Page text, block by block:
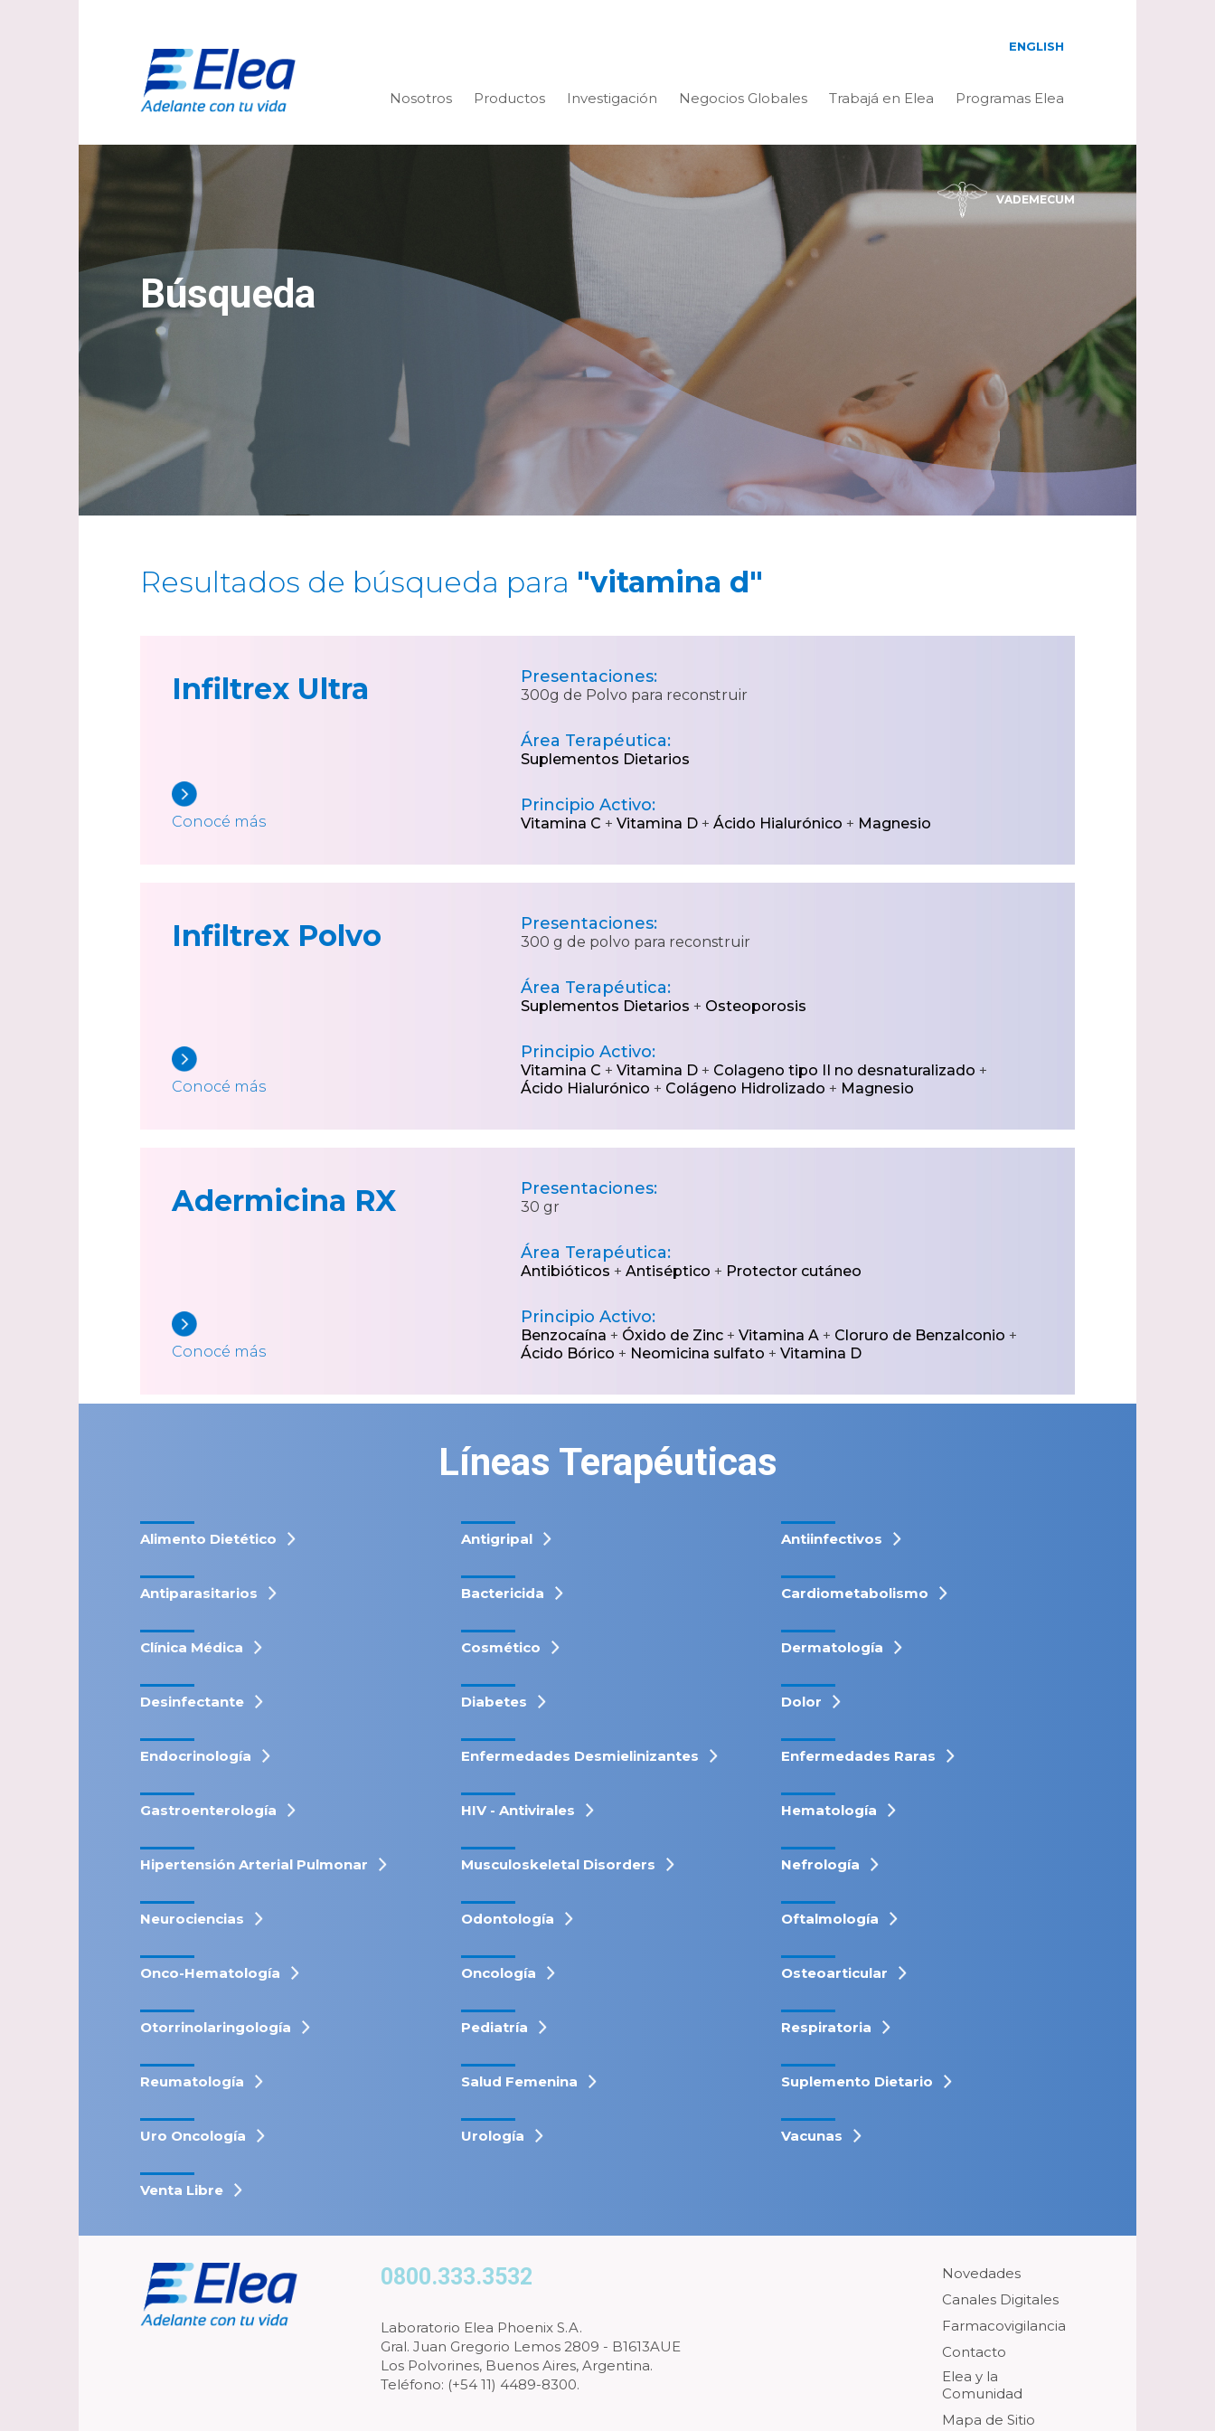
Nosotros Productos Investigación Negocios Globales Trabajá en Elea Programas Elea
ENGLISH
VADEMECUM
Búsqueda
Resultados de búsqueda para "vitamina d"
Infiltrex Ultra
Conocé más
Presentaciones:
300g de Polvo para reconstruir
Área Terapéutica:
Suplementos Dietarios
Principio Activo:
Vitamina C + Vitamina D+ Ácido Hialurónico + Magnesio
Infiltrex Polvo
Conocé más
Presentaciones:
300 g de polvo para reconstruir
Área Terapéutica:
Suplementos Dietarios + Osteoporosis
Principio Activo:
Vitamina C + Vitamina D+ Colageno tipo II no desnaturalizado +
Ácido Hialurónico + Colágeno Hidrolizado + Magnesio
Adermicina RX
Conocé más
Presentaciones:
30 gr
Área Terapéutica:
Antibióticos + Antiséptico + Protector cutáneo
Principio Activo:
Benzocaína + Óxido de Zinc+ Vitamina A+ Cloruro de Benzalconio +
Ácido Bórico + Neomicina sulfato + Vitamina D
Líneas Terapéuticas
Alimento Dietético Antigripal Antiinfectivos
Antiparasitarios Bactericida Cardiometabolismo
Clínica Médica Cosmético Dermatología
Desinfectante Diabetes Dolor
Endocrinología Enfermedades Desmielinizantes Enfermedades Raras
Gastroenterología HIV - Antivirales Hematología
Hipertensión Arterial Pulmonar Musculoskeletal Disorders Nefrología
Neurociencias Odontología Oftalmología
Onco-Hematología Oncología Osteoarticular
Otorrinolaringología Pediatría Respiratoria
Reumatología Salud Femenina Suplemento Dietario
Uro Oncología Urología Vacunas
Venta Libre
0800.333.3532
Laboratorio Elea Phoenix S.A.
Gral. Juan Gregorio Lemos 2809 - B1613AUE
Los Polvorines, Buenos Aires, Argentina.
Teléfono: (+54 11) 4489-8300.
Novedades
Canales Digitales
Farmacovigilancia
Contacto
Elea y la
Comunidad
Mapa de Sitio